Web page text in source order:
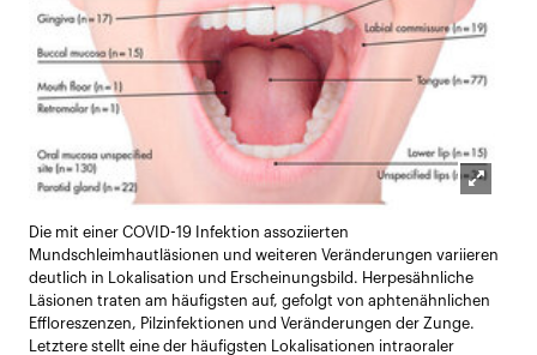
Die mit einer COVID-19 Infektion assoziierten
Mundschleimhautläsionen und weiteren Veränderungen variieren
deutlich in Lokalisation und Erscheinungsbild. Herpesähnliche
Läsionen traten am häufigsten auf, gefolgt von aphtenähnlichen
Effloreszenzen, Pilzinfektionen und Veränderungen der Zunge.
Letztere stellt eine der häufigsten Lokalisationen intraoraler